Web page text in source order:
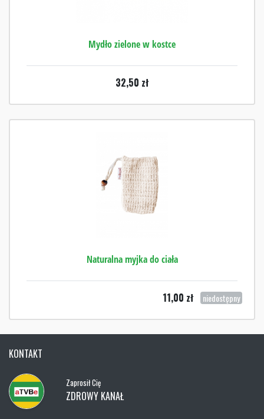
Mydło zielone w kostce
32,50 zł
Naturalna myjka do ciała
11,00 zł niedostępny
KONTAKT
Zaprosił Cię
ZDROWY KANAŁ